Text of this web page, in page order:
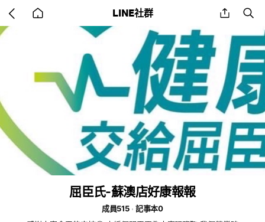
back LINE社群 share
屈臣氏-蘇澳店好康報報
成員515
記事本0